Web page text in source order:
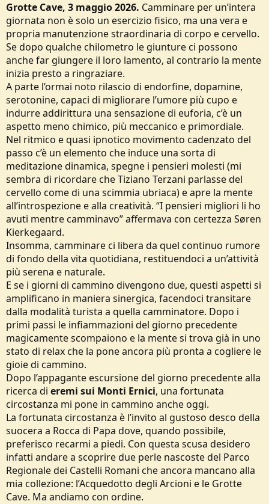
Grotte Cave, 3 maggio 2026. Camminare per un’intera
giornata non è solo un esercizio fisico, ma una vera e
propria manutenzione straordinaria di corpo e cervello.
Se dopo qualche chilometro le giunture ci possono
anche far giungere il loro lamento, al contrario la mente
inizia presto a ringraziare.
A parte l’ormai noto rilascio di endorfine, dopamine,
serotonine, capaci di migliorare l’umore più cupo e
indurre addirittura una sensazione di euforia, c’è un
aspetto meno chimico, più meccanico e primordiale.
Nel ritmico e quasi ipnotico movimento cadenzato del
passo c’è un elemento che induce una sorta di
meditazione dinamica, spegne i pensieri molesti (mi
sembra di ricordare che Tiziano Terzani parlasse del
cervello come di una scimmia ubriaca) e apre la mente
all’introspezione e alla creatività. “I pensieri migliori li ho
avuti mentre camminavo” affermava con certezza Søren
Kierkegaard.
Insomma, camminare ci libera da quel continuo rumore
di fondo della vita quotidiana, restituendoci a un’attività
più serena e naturale.
E se i giorni di cammino divengono due, questi aspetti si
amplificano in maniera sinergica, facendoci transitare
dalla modalità turista a quella camminatore. Dopo i
primi passi le infiammazioni del giorno precedente
magicamente scompaiono e la mente si trova già in uno
stato di relax che la pone ancora più pronta a cogliere le
gioie di cammino.
Dopo l’appagante escursione del giorno precedente alla
ricerca di eremi sui Monti Ernici, una fortunata
circostanza mi pone in cammino anche oggi.
La fortunata circostanza è l’invito al gustoso desco della
suocera a Rocca di Papa dove, quando possibile,
preferisco recarmi a piedi. Con questa scusa desidero
infatti andare a scoprire due perle nascoste del Parco
Regionale dei Castelli Romani che ancora mancano alla
mia collezione: l’Acquedotto degli Arcioni e le Grotte
Cave. Ma andiamo con ordine.